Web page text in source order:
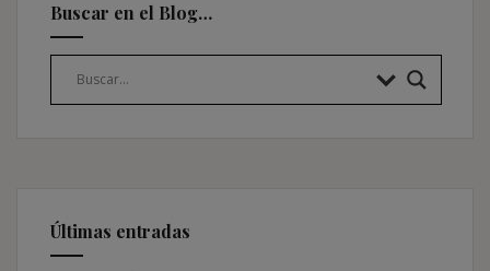
Buscar en el Blog…
Últimas entradas